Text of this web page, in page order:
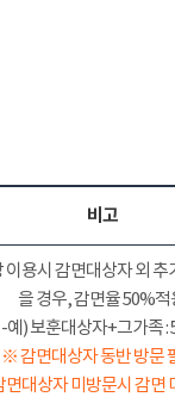
비고
이용시 감면대상자 외 추
을 경우, 감면율 50%적
-예) 보훈대상자+그가족 :
※ 감면대상자 동반 방문
면대상자 미방문시 감면